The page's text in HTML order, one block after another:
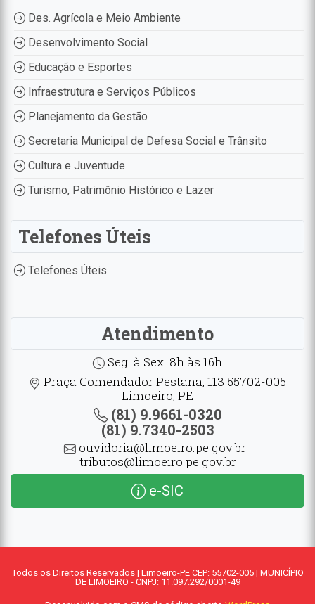
Des. Agrícola e Meio Ambiente
Desenvolvimento Social
Educação e Esportes
Infraestrutura e Serviços Públicos
Planejamento da Gestão
Secretaria Municipal de Defesa Social e Trânsito
Cultura e Juventude
Turismo, Patrimônio Histórico e Lazer
Telefones Úteis
Telefones Úteis
Atendimento
Seg. à Sex. 8h às 16h
Praça Comendador Pestana, 113 55702-005
Limoeiro, PE
(81) 9.9661-0320
(81) 9.7340-2503
ouvidoria@limoeiro.pe.gov.br |
tributos@limoeiro.pe.gov.br
e-SIC
Todos os Direitos Reservados | Limoeiro-PE CEP: 55702-005 | MUNICÍPIO
DE LIMOEIRO - CNPJ: 11.097.292/0001-49